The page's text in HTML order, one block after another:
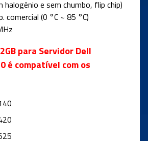
halogênio e sem chumbo, flip chip)
comercial (0 °C ~ 85 °C)
para Servidor Dell
é compatível com os